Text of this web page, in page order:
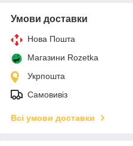
Умови доставки
Нова Пошта
Магазини Rozetka
Укрпошта
Самовивіз
Всі умови доставки